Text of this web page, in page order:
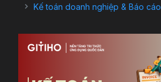
Kế toán doanh nghiệp & Báo cáo